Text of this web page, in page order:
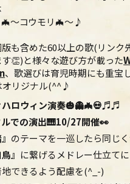
〜コウモリ🦇〜♪
も含めた60以上の歌(リンク
👏)と様々な遊び方が載った
、歌選びは育児時期にも重宝
オリジナル(^^♪
ハロウィン演奏🎃👻🦇💀♬♬
での演出🎹10/27開催👀
のテーマを一巡したら同じ
』 に繋げるメドレー仕立て
できるよう配慮を(^_-)